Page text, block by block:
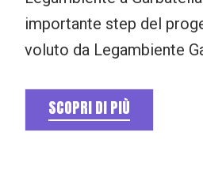
importante step del
voluto da Legambiente
SCOPRI DI PIÙ